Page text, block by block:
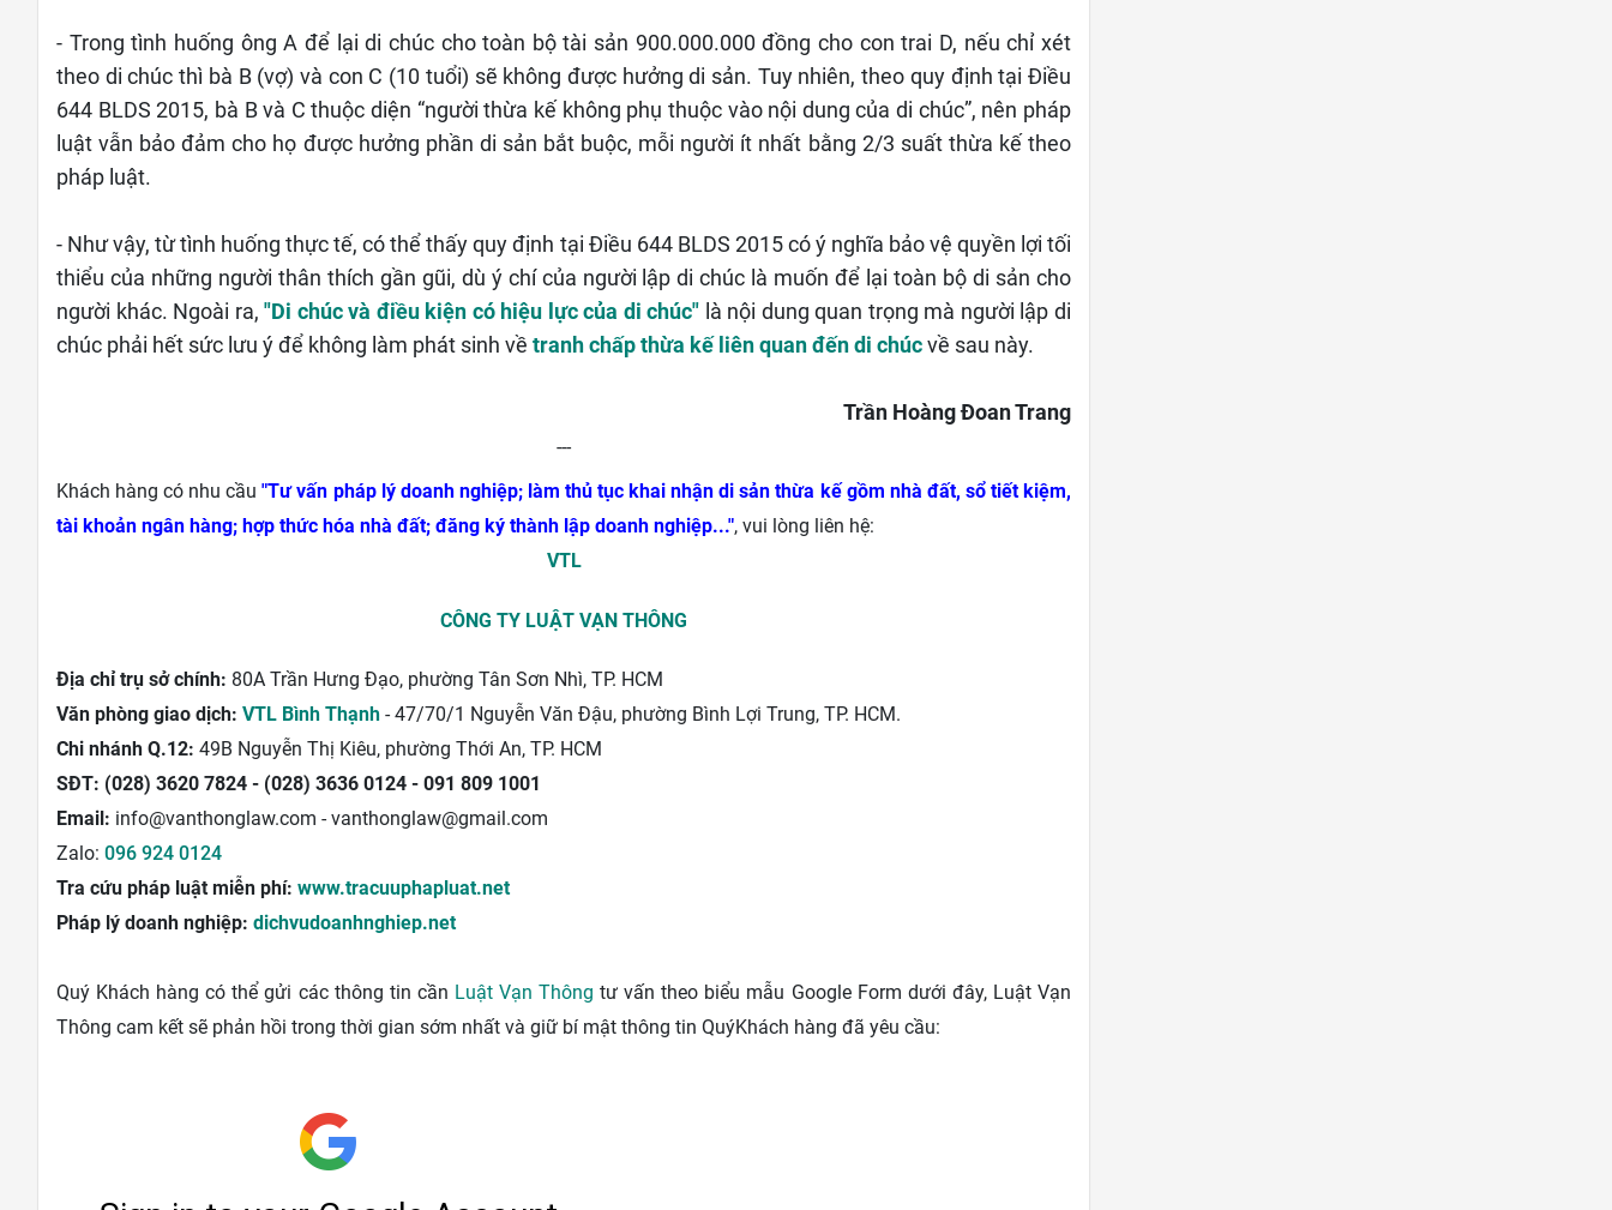
- Trong tình huống ông A để lại di chúc cho toàn bộ tài sản 900.000.000 đồng cho con trai D, nếu chỉ xét
theo di chúc thì bà B (vợ) và con C (10 tuổi) sẽ không được hưởng di sản. Tuy nhiên, theo quy định tại Điều
644 BLDS 2015, bà B và C thuộc diện “người thừa kế không phụ thuộc vào nội dung của di chúc”, nên pháp
luật vẫn bảo đảm cho họ được hưởng phần di sản bắt buộc, mỗi người ít nhất bằng 2/3 suất thừa kế theo
pháp luật.
- Như vậy, từ tình huống thực tế, có thể thấy quy định tại Điều 644 BLDS 2015 có ý nghĩa bảo vệ quyền lợi tối
thiểu của những người thân thích gần gũi, dù ý chí của người lập di chúc là muốn để lại toàn bộ di sản cho
người khác. Ngoài ra,"Di chúc và điều kiện có hiệu lực của di chúc" là nội dung quan trọng mà người lập di
chúc phải hết sức lưu ý để không làm phát sinh về tranh chấp thừa kế liên quan đến di chúc về sau này.
Trần Hoàng Đoan Trang
---
Khách hàng có nhu cầu"Tư vấn pháp lý doanh nghiệp; làm thủ tục khai nhận di sản thừa kế gồm nhà đất, sổ tiết kiệm,
tài khoản ngân hàng; hợp thức hóa nhà đất; đăng ký thành lập doanh nghiệp...", vui lòng liên hệ:
VTL
CÔNG TY LUẬT VẠN THÔNG
Địa chỉ trụ sở chính: 80A Trần Hưng Đạo, phường Tân Sơn Nhì, TP. HCM
Văn phòng giao dịch: VTL Bình Thạnh - 47/70/1 Nguyễn Văn Đậu, phường Bình Lợi Trung, TP. HCM.
Chi nhánh Q.12: 49B Nguyễn Thị Kiêu, phường Thới An, TP. HCM
SĐT: (028) 3620 7824 - (028) 3636 0124 - 091 809 1001
Email: info@vanthonglaw.com - vanthonglaw@gmail.com
Zalo: 096 924 0124
Tra cứu pháp luật miễn phí: www.tracuuphapluat.net
Pháp lý doanh nghiệp: dichvudoanhnghiep.net
Quý Khách hàng có thể gửi các thông tin cần Luật Vạn Thông tư vấn theo biểu mẫu Google Form dưới đây, Luật Vạn
Thông cam kết sẽ phản hồi trong thời gian sớm nhất và giữ bí mật thông tin QuýKhách hàng đã yêu cầu: